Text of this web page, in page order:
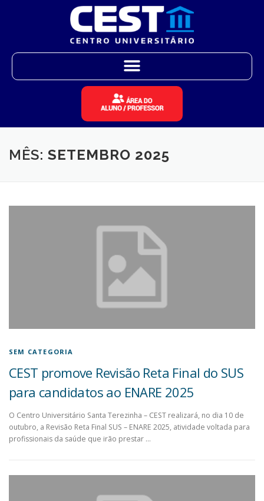
MÊS: SETEMBRO 2025
SEM CATEGORIA
CEST promove Revisão Reta Final do SUS
para candidatos ao ENARE 2025
O Centro Universitário Santa Terezinha – CEST realizará, no dia 10 de
outubro, a Revisão Reta Final SUS – ENARE 2025, atividade voltada para
profissionais da saúde que irão prestar …